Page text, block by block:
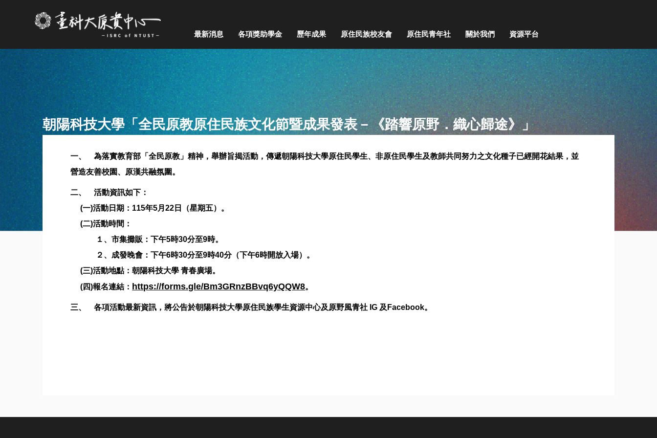
要
內
容
區
塊
最新消息 各項獎助學金 歷年成果 原住民族校友會 原住民青年社 關於我們 資源平台
朝陽科技大學「全民原教原住民族文化節暨成果發表－《踏響原野．織心歸途》」
一、 為落實教育部「全民原教」精神，舉辦旨揭活動，傳遞朝陽科技大學原住民學生、非原住民學生及教師共同努力之文化種子已經開花結果，並
營造友善校園、原漢共融氛圍。
二、 活動資訊如下：
(一)活動日期：115年5月22日（星期五）。
(二)活動時間：
１、市集攤販：下午5時30分至9時。
２、成發晚會：下午6時30分至9時40分（下午6時開放入場）。
(三)活動地點：朝陽科技大學 青春廣場。
(四)報名連結： https://forms.gle/Bm3GRnzBBvq6yQQW8。
三、 各項活動最新資訊，將公告於朝陽科技大學原住民族學生資源中心及原野風青社 IG 及Facebook。